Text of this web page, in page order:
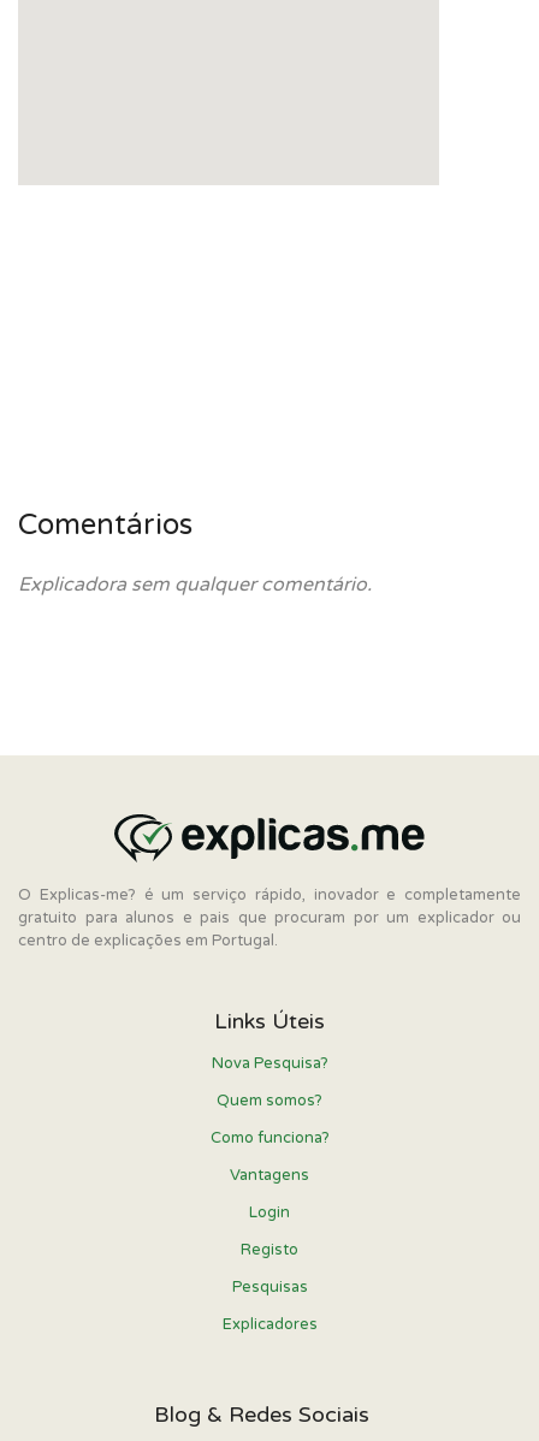
Comentários
Explicadora sem qualquer comentário.
O Explicas-me? é um serviço rápido, inovador e completamente
gratuito para alunos e pais que procuram por um explicador ou
centro de explicações em Portugal.
Links Úteis
Nova Pesquisa?
Quem somos?
Como funciona?
Vantagens
Login
Registo
Pesquisas
Explicadores
Blog & Redes Sociais